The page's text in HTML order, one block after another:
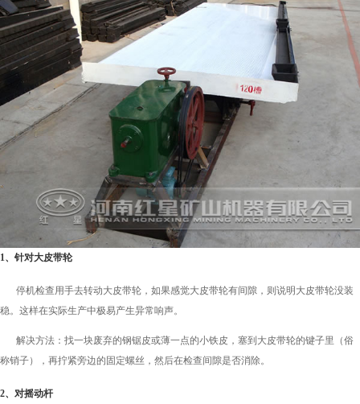
1、针对大皮带轮
停机检查用手去转动大皮带轮，如果感觉大皮带轮有间隙，则说明大皮带轮没装
稳。这样在实际生产中极易产生异常响声。
解决方法：找一块废弃的钢锯皮或薄一点的小铁皮，塞到大皮带轮的键子里（俗
称销子），再拧紧旁边的固定螺丝，然后在检查间隙是否消除。
2、对摇动杆